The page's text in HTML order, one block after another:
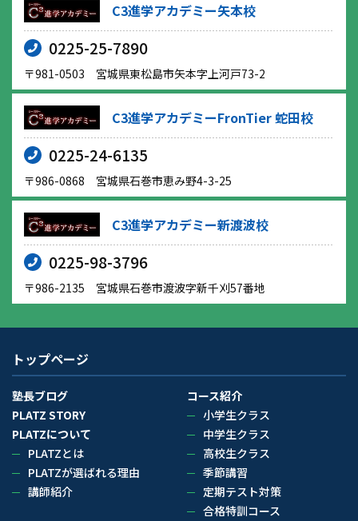
C3進学アカデミー矢本校
0225-25-7890
〒981-0503 宮城県東松島市矢本字上河戸73-2
C3進学アカデミーFronTier 蛇田校
0225-24-6135
〒986-0868 宮城県石巻市恵み野4-3-25
C3進学アカデミー新渡波校
0225-98-3796
〒986-2135 宮城県石巻市渡波字新千刈57番地
トップページ
塾長ブログ
PLATZ STORY
PLATZについて
PLATZとは
PLATZが選ばれる理由
講師紹介
コース紹介
小学生クラス
中学生クラス
高校生クラス
季節講習
定期テスト対策
合格特訓コース